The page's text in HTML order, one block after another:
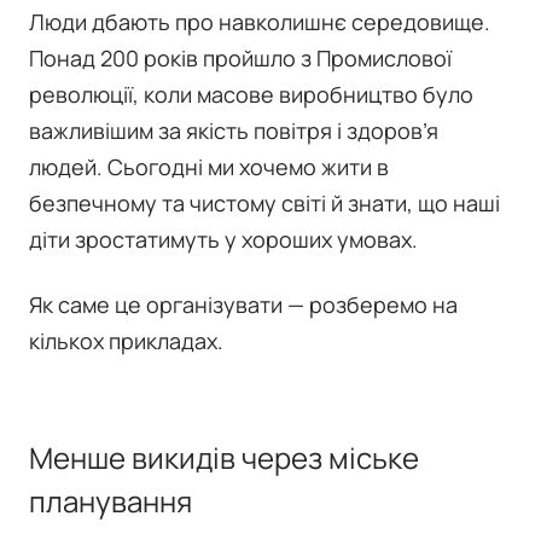
Люди дбають про навколишнє середовище.
Понад 200 років пройшло з Промислової
революції, коли масове виробництво було
важливішим за якість повітря і здоров’я
людей. Сьогодні ми хочемо жити в
безпечному та чистому світі й знати, що наші
діти зростатимуть у хороших умовах.
Як саме це організувати — розберемо на
кількох прикладах.
Менше викидів через міське
планування